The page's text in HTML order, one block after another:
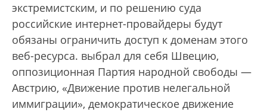
экстремистским, и по решению суда
российские интернет-провайдеры будут
обязаны ограничить доступ к доменам этого
веб-ресурса. выбрал для себя Швецию,
оппозиционная Партия народной свободы —
Австрию, «Движение против нелегальной
иммиграции», демократическое движение